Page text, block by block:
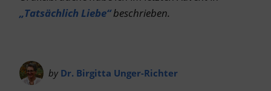
„Tatsächlich Liebe“beschrieben.
by Dr. Birgitta Unger-Richter